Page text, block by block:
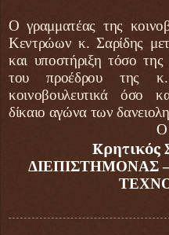
Ο γραμματέας της
Κεντρώων κ. Σαρίδης
και υποστήριξη τόσο
του προέδρου της
κοινοβουλευτικά όσο
δίκαιο αγώνα των
Ο
Κρητικός
ΔΙΕΠΙΣΤΗΜΟΝΑΣ